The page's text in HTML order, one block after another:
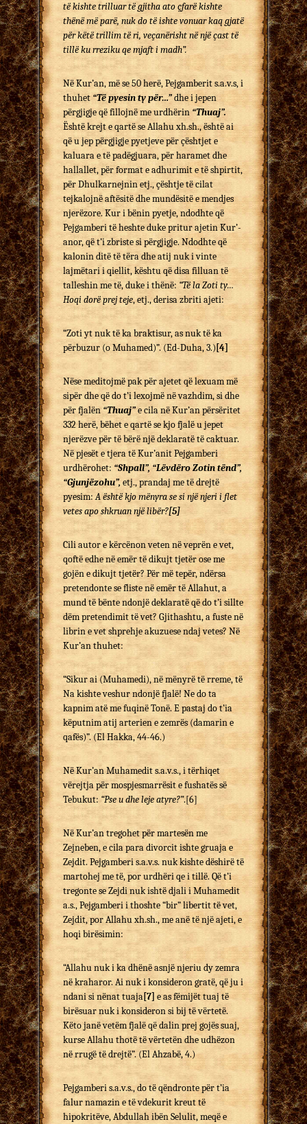
të kishte trilluar të gjitha ato çfarë kishte
thënë më parë, nuk do të ishte vonuar kaq gjatë
për këtë trillim të ri, veçanërisht në një çast të
tillë ku rreziku qe mjaft i madh”.
Në Kur’an, më se 50 herë, Pejgamberit s.a.v.s, i
thuhet“Të py­esin ty për…”dhe i jepen
përgjigje që fillojnë me urdhërin “Thuaj”.
Është krejt e qartë se Allahu xh.sh., është ai
që u jep për­gjigje pyetjeve për çështjet e
kaluara e të padëgjuara, për haramet dhe
hallallet, për format e adhurimit e të shpi­r­tit,
për Dhulkarnejnin etj., çështje të cilat
tejkalojnë aftë­sitë dhe mundësitë e mendjes
njerëzore. Kur i bënin pyetje, ndodhte që
Pejgamberi të heshte duke pritur ajetin Kur’­
a­nor, që t’i zbriste si përgjigje. Ndodhte që
kalonin ditë të tëra dhe atij nuk i vinte
lajmëtari i qiellit, kështu që disa fi­lluan të
talleshin me të, duke i thënë: “Të la Zoti ty…
Hoqi dorë prej teje, etj., derisa zbriti ajeti:
“Zoti yt nuk të ka braktisur, as nuk të ka
përbuzur (o Muhamed)”. (Ed-Duha, 3.)[4]
Nëse meditojmë pak për ajetet që lexuam më
sipër dhe që do t’i lexojmë në vazhdim, si dhe
për fjalën“Thuaj”e cila në Kur’an përsëritet
332 herë, bëhet e qartë se kjo fjalë u jepet
njerëzve për të bërë një deklaratë të caktuar.
Në pjesët e tjera të Kur’anit Pejgamberi
urdhërohet: “Shpall”, “Lëvdëro Zotin tënd”,
“Gjunjëzohu”,etj., prandaj me të drejtë
pyesim:A është kjo mënyra se si një njeri i flet
vetes apo shkruan një libër?[5]
Cili autor e kërcënon veten në veprën e vet,
qoftë edhe në emër të dikujt tjetër ose me
gojën e dikujt tjetër? Për më tepër, ndërsa
pretendonte se fliste në emër të Allahut, a
mund të bënte ndonjë deklaratë që do t’i sillte
dëm pre­te­ndi­mit të vet? Gjithashtu, a fuste në
librin e vet shprehje akuzuese ndaj vetes? Në
Kur’an thuhet:
“Sikur ai (Muhamedi), në mënyrë të rreme, të
Na kishte veshur ndonjë fjalë! Ne do ta
kapnim atë me fuqinë Tonë. E pastaj do t’ia
kë­putnim atij arterien e zemrës (damarin e
qafës)”. (El Hakka, 44-46.)
Në Kur’an Muhamedit s.a.v.s., i tërhiqet
vërejtja për mospjesmarrësit e fushatës së
Tebukut:“Pse u dhe leje atyre?”.[6]
Në Kur’an tregohet për martesën me
Zejneben, e cila para divorcit ishte gruaja e
Zejdit. Pejgamberi s.a.v.s. nuk kishte dëshirë të
martohej me të, por urdhëri qe i tillë. Që t’i
tregonte se Zejdi nuk ishtë djali i Muhamedit
a.s., Pej­gamberi i thoshte “bir” libertit të vet,
Zejdit, por Allahu xh.sh., me anë të një ajeti, e
hoqi birësimin:
“Allahu nuk i ka dhënë asnjë njeriu dy zemra
në kraharor. Ai nuk i konsideron gratë, që ju i
ndani si nënat tuaja[7] e as fëmijët tuaj të
birësuar nuk i konsideron si bij të vërtetë.
Këto janë vetëm fjalë që dalin prej gojës suaj,
kurse Allahu thotë të vërtetën dhe udhëzon
në rrugë të drejtë”. (El Ahzabë, 4.)
Pejgamberi s.a.v.s., do të qëndronte për t’ia
falur na­mazin e të vdekurit kreut të
hipokritëve, Abdullah ibën Selulit, meqë e